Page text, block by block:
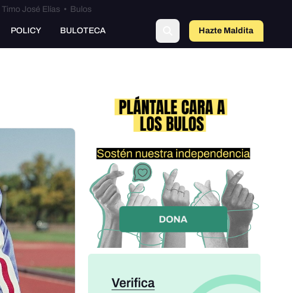
Timo José Elías• Bulos
POLICY BULOTECA Hazte Maldita